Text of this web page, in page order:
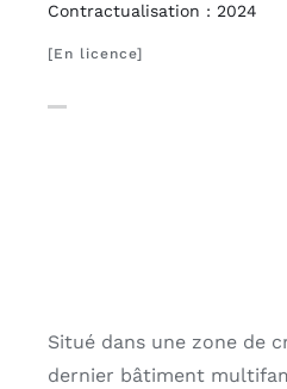
Contractualisation : 2024
[En licence]
Situé dans une zone de
dernier bâtiment